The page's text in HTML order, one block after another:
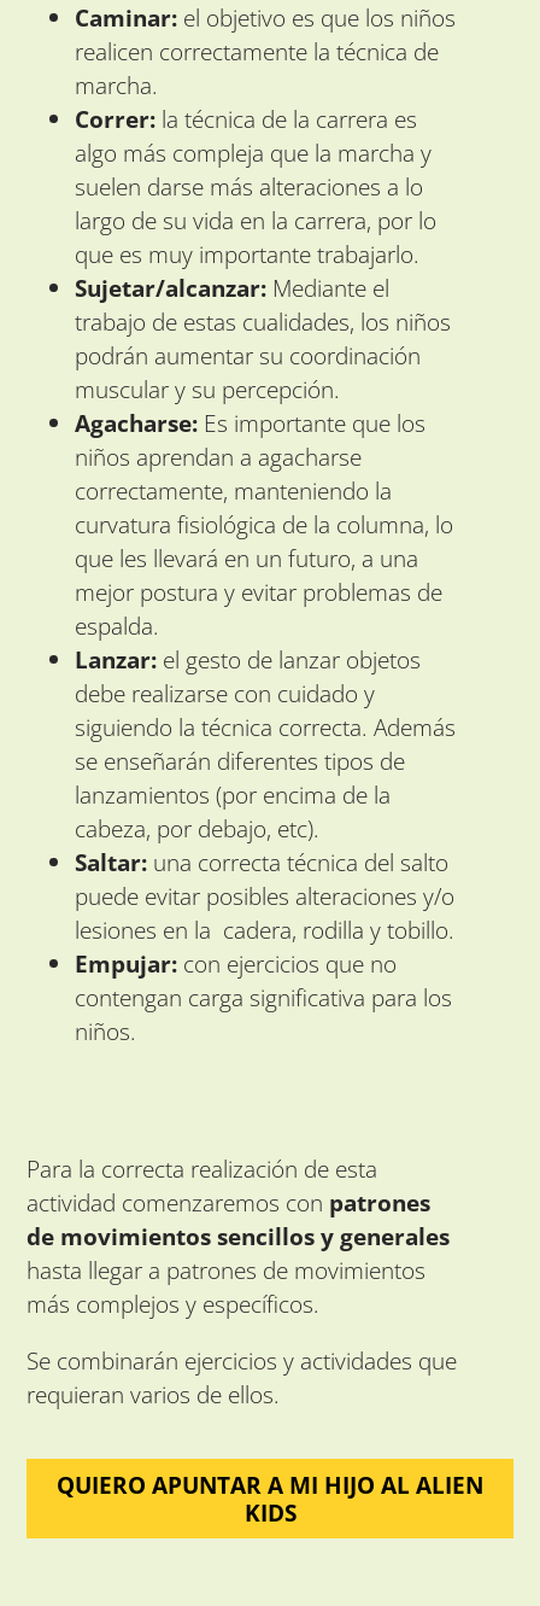
Caminar: el objetivo es que los niños
realicen correctamente la técnica de
marcha.
Correr: la técnica de la carrera es
algo más compleja que la marcha y
suelen darse más alteraciones a lo
largo de su vida en la carrera, por lo
que es muy importante trabajarlo.
Sujetar/alcanzar: Mediante el
trabajo de estas cualidades, los niños
podrán aumentar su coordinación
muscular y su percepción.
Agacharse: Es importante que los
niños aprendan a agacharse
correctamente, manteniendo la
curvatura fisiológica de la columna, lo
que les llevará en un futuro, a una
mejor postura y evitar problemas de
espalda.
Lanzar: el gesto de lanzar objetos
debe realizarse con cuidado y
siguiendo la técnica correcta. Además
se enseñarán diferentes tipos de
lanzamientos (por encima de la
cabeza, por debajo, etc).
Saltar: una correcta técnica del salto
puede evitar posibles alteraciones y/o
lesiones en la cadera, rodilla y tobillo.
Empujar: con ejercicios que no
contengan carga significativa para los
niños.
Para la correcta realización de esta
actividad comenzaremos con patrones
de movimientos sencillos y generales
hasta llegar a patrones de movimientos
más complejos y específicos.
Se combinarán ejercicios y actividades que
requieran varios de ellos.
QUIERO APUNTAR A MI HIJO AL ALIEN
KIDS